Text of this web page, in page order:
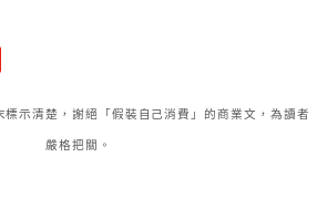
標示清楚，謝絕「假裝自己消費」的商業文，為讀者
嚴格把關。